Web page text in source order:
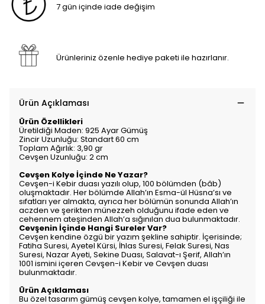
7 gün içinde iade değişim
Ürünleriniz özenle hediye paketi ile hazırlanır.
Ürün Açıklaması
Ürün Özellikleri
Üretildiği Maden: 925 Ayar Gümüş
Zincir Uzunluğu: Standart 60 cm
Toplam Ağırlık: 3,90 gr
Cevşen Uzunluğu: 2 cm
Cevşen Kolye İçinde Ne Yazar?
Cevşen-i Kebir duası yazılı olup, 100 bölümden (bâb)
oluşmaktadır. Her bölümde Allah’ın Esma-ül Hüsna’sı ve
sıfatları yer almakta, ayrıca her bölümün sonunda Allah’ın
aczden ve şerikten münezzeh olduğunu ifade eden ve
cehennem ateşinden Allah’a sığınılan dua bulunmaktadır.
Cevşenin İçinde Hangi Sureler Var?
Cevşen kendine özgü bir yazım şekline sahiptir. İçerisinde;
Fatiha Suresi, Ayetel Kürsi, İhlas Suresi, Felak Suresi, Nas
Suresi, Nazar Ayeti, Sekine Duası, Salavat-ı Şerif, Allah’ın
1001 ismini içeren Cevşen-i Kebir ve Cevşen duası
bulunmaktadır.
Ürün Açıklaması
Bu özel tasarım gümüş cevşen kolye, tamamen el işçiliği ile